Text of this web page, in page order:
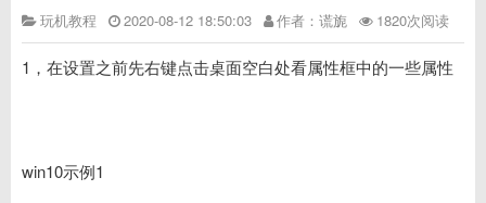
玩机教程 2020-08-12 18:50:03 作者：谎旎 1820次阅读
1，在设置之前先右键点击桌面空白处看属性框中的一些属性
win10示例1